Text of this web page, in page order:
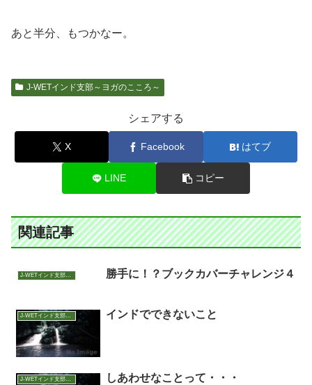
あと半分、もつかなー。
J-WETインド支部～ヨガのこころ～
シェアする
X Facebook はてブ
LINE コピー
関連記事
J-WETインド支部～ヨガのこころ～ 勝手に！？ブックカバーチャレンジ４
J-WETインド支部～ヨガのこころ～ インドでできないこと
J-WETインド支部～ヨガのこころ～ しあわせなことって・・・